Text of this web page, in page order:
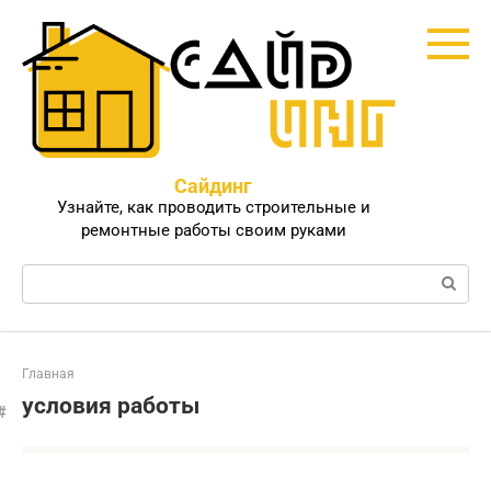
контенту
Сайдинг
Узнайте, как проводить строительные и
ремонтные работы своим руками
Поиск:
Главная
условия работы